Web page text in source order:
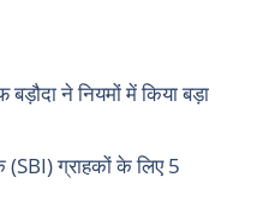
ने नियमों में किया बड़ा
ग्राहकों के लिए 5